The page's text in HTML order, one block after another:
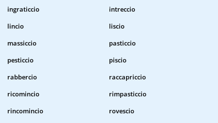
ingraticcio
intreccio
lincio
liscio
massiccio
pasticcio
pesticcio
piscio
rabbercio
raccapriccio
ricomincio
rimpasticcio
rincomincio
rovescio